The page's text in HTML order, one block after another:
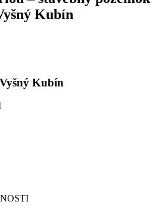
Kubín
Kubín